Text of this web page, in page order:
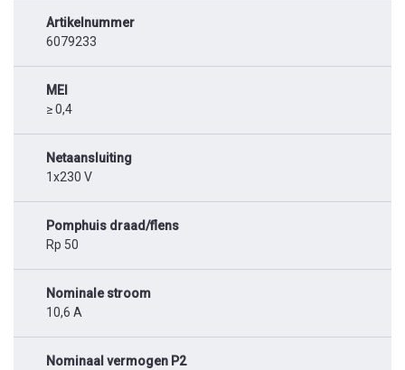
Artikelnummer
6079233
MEI
≥ 0,4
Netaansluiting
1x230 V
Pomphuis draad/flens
Rp 50
Nominale stroom
10,6 A
Nominaal vermogen P2